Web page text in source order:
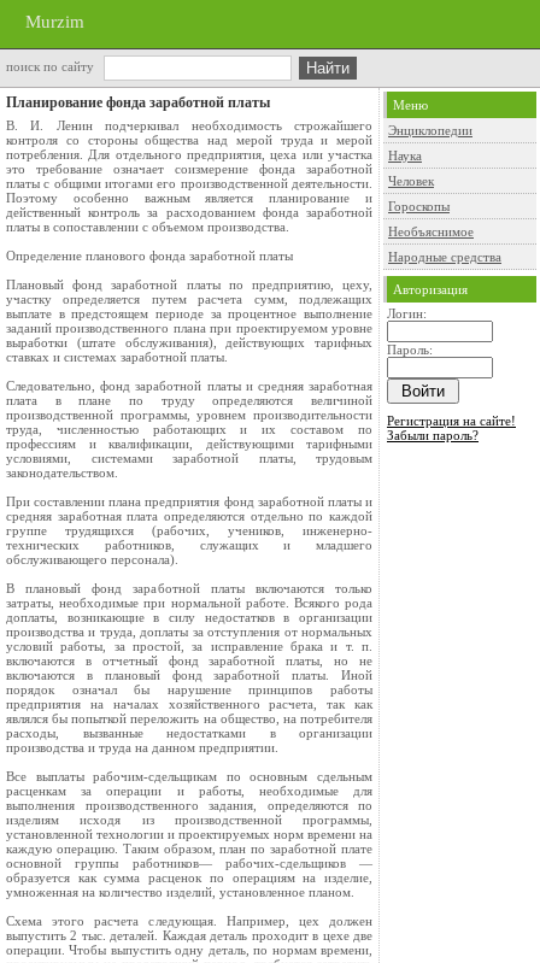
Murzim
поиск по сайту
Планирование фонда заработной платы
В. И. Ленин подчеркивал необходимость строжайшего
контроля со стороны общества над мерой труда и мерой
потребления. Для отдельного предприятия, цеха или участка
это требование означает соизмерение фонда заработной
платы с общими итогами его производствен­ной деятельности.
Поэтому особенно важным является планирование и
действенный контроль за расходованием фонда заработной
платы в сопоставлении с объемом производства.
Определение планового фонда заработной платы
Плановый фонд заработной платы по предприятию, цеху,
участку определяется путем расчета сумм, подле­жащих
выплате в предстоящем периоде за процентное выполнение
заданий производственного плана при проектируемом уровне
выработки (штате обслужива­ния), действующих тарифных
ставках и системах зара­ботной платы.
Следовательно, фонд заработной платы и средняя заработная
плата в плане по труду определяются величи­ной
производственной программы, уровнем производи­тельности
труда, численностью работающих и их соста­вом по
профессиям и квалификации, действующими та­рифными
условиями, системами заработной платы, трудовым
законодательством.
При составлении плана предприятия фонд заработной платы и
средняя заработная плата определяются отдельно по каждой
группе трудящихся (рабочих, учеников, инженерно-
технических работников, служащих и младшего
обслуживающего персонала).
В плановый фонд заработной платы включаются только
затраты, необходимые при нормальной работе. Всякого рода
доплаты, возникающие в силу недостатков в организации
производства и труда, доплаты за отступ­ления от нормальных
условий работы, за простой, за исправление брака и т. п.
включаются в отчетный фонд заработной платы, но не
включаются в плановый фонд заработной платы. Иной
порядок означал бы наруше­ние принципов работы
предприятия на началах хозяй­ственного расчета, так как
являлся бы попыткой пере­ложить на общество, на потребителя
расходы, вызван­ные недостатками в организации
производства и труда на данном предприятии.
Все выплаты рабочим-сдельщикам по основным сдельным
расценкам за операции и работы, необходи­мые для
выполнения производственного задания, опре­деляются по
изделиям исходя из производственной про­граммы,
установленной технологии и проектируемых норм времени на
каждую операцию. Таким образом, план по заработной плате
основной группы работни­ков— рабочих-сдельщиков —
образуется как сумма рас­ценок по операциям на изделие,
умноженная на количе­ство изделий, установленное планом.
Схема этого расчета следующая. Например, цех должен
выпустить 2 тыс. деталей. Каждая деталь проходит в цехе две
операции. Чтобы выпустить одну деталь, по нормам времени,
Меню
Энциклопедии
Наука
Человек
Гороскопы
Необъяснимое
Народные средства
Авторизация
Логин:
Пароль:
Регистрация на сайте!
Забыли пароль?